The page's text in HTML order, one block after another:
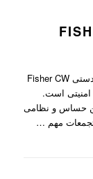
فلزیاب دستی Fisher CW 20 ساخت امریکا فلزیاب دستی Fisher CW
امنیتی است.
حساس و نظامی
تجمعات مهم …